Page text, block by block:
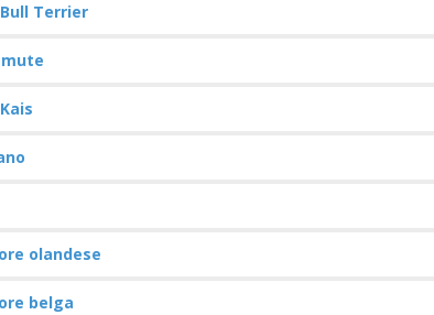
Terrier
olandese
belga